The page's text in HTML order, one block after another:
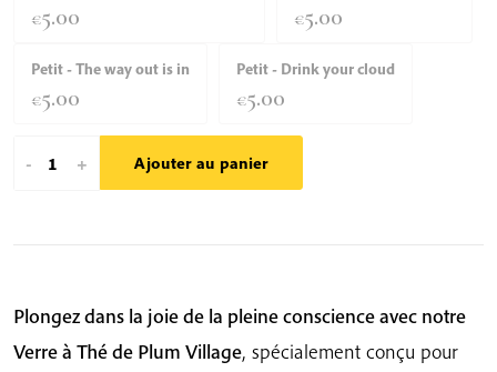
€5.00 €5.00
Petit - The way out is in
€5.00
Petit - Drink your cloud
€5.00
-
quantité
de
Plum
+ Ajouter au panier
Plongez dans la joie de la pleine conscience avec notre
Verre à Thé de Plum Village, spécialement conçu pour